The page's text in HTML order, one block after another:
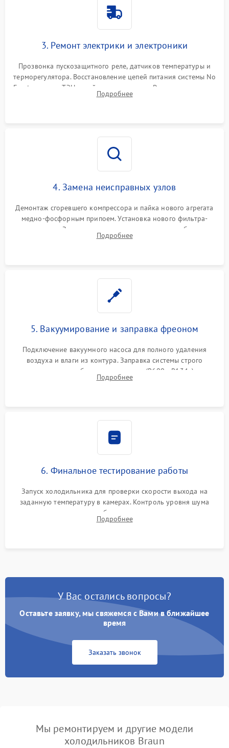
3. Ремонт электрики и электроники
Прозвонка пускозащитного реле, датчиков температуры и
терморегулятора. Восстановление цепей питания системы No
Frost, включая ТЭН оттайки и вентилятор. Ремонт или замена
платы управления при сбоях алгоритмов.
Подробнее
4. Замена неисправных узлов
Демонтаж сгоревшего компрессора и пайка нового агрегата
медно-фосфорным припоем. Установка нового фильтра-
осушителя. Замена изношенных вентиляторов обдува,
сломанных заслонок или поврежденных дверных петель.
Подробнее
5. Вакуумирование и заправка фреоном
Подключение вакуумного насоса для полного удаления
воздуха и влаги из контура. Заправка системы строго
дозированным объемом хладагента (R600a, R134a) по
электронным весам. Контроль рабочего давления в системе.
Подробнее
6. Финальное тестирование работы
Запуск холодильника для проверки скорости выхода на
заданную температуру в камерах. Контроль уровня шума
компрессора, отсутствия обмерзания стенок и корректного
срабатывания системы автоматической оттайки.
Подробнее
У Вас остались вопросы?
Оставьте заявку, мы свяжемся с Вами в ближайшее
время
Заказать звонок
Мы ремонтируем и другие модели
холодильников Braun